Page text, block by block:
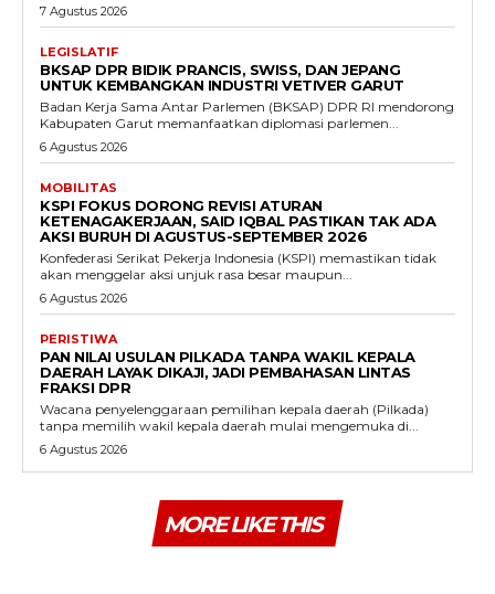
7 Agustus 2026
LEGISLATIF
BKSAP DPR BIDIK PRANCIS, SWISS, DAN JEPANG
UNTUK KEMBANGKAN INDUSTRI VETIVER GARUT
Badan Kerja Sama Antar Parlemen (BKSAP) DPR RI mendorong
Kabupaten Garut memanfaatkan diplomasi parlemen...
6 Agustus 2026
MOBILITAS
KSPI FOKUS DORONG REVISI ATURAN
KETENAGAKERJAAN, SAID IQBAL PASTIKAN TAK ADA
AKSI BURUH DI AGUSTUS-SEPTEMBER 2026
Konfederasi Serikat Pekerja Indonesia (KSPI) memastikan tidak
akan menggelar aksi unjuk rasa besar maupun...
6 Agustus 2026
PERISTIWA
PAN NILAI USULAN PILKADA TANPA WAKIL KEPALA
DAERAH LAYAK DIKAJI, JADI PEMBAHASAN LINTAS
FRAKSI DPR
Wacana penyelenggaraan pemilihan kepala daerah (Pilkada)
tanpa memilih wakil kepala daerah mulai mengemuka di...
6 Agustus 2026
MORE LIKE THIS